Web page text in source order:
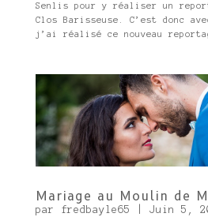
Senlis pour y réaliser un
Clos Barisseuse. C’est donc
j’ai réalisé ce nouveau
Mariage au Moulin de
par fredbayle65 Juin 5,